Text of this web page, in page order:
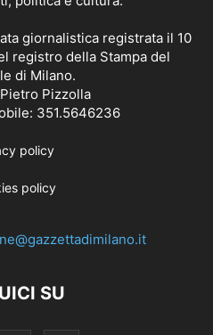
giornalistica registrata il 10
registro della Stampa del
di Milano.
Pizzolla
351.5646236
policy
policy
SU